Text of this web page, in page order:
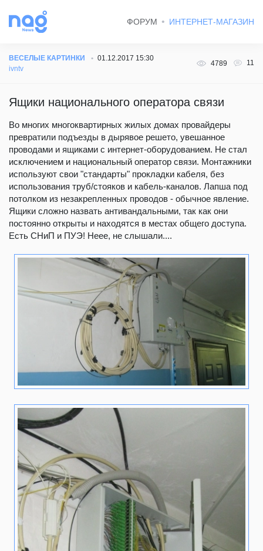
ФОРУМ ИНТЕРНЕТ-МАГАЗИН
ВЕСЕЛЫЕ КАРТИНКИ
01.12.2017 15:30
ivntv
4789 11
Ящики национального оператора связи
Во многих многоквартирных жилых домах провайдеры
превратили подъезды в дырявое решето, увешанное
проводами и ящиками с интернет-оборудованием. Не стал
исключением и национальный оператор связи. Монтажники
используют свои "стандарты" прокладки кабеля, без
использования труб/стояков и кабель-каналов. Лапша под
потолком из незакрепленных проводов - обычное явление.
Ящики сложно назвать антивандальными, так как они
постоянно открыты и находятся в местах общего доступа.
Есть СНиП и ПУЭ! Неее, не слышали....